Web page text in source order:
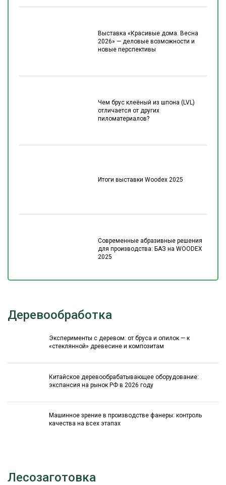
Выставка «Красивые дома. Весна
2026» — деловые возможности и
новые перспективы
Чем брус клеёный из шпона (LVL)
отличается от других
пиломатериалов?
Итоги выставки Woodex 2025
Современные абразивные решения
для производства: БАЗ на WOODEX
2025
Деревообработка
Эксперименты с деревом: от бруса и опилок — к
«стеклянной» древесине и композитам
Китайское деревообрабатывающее оборудование:
экспансия на рынок РФ в 2026 году
Машинное зрение в производстве фанеры: контроль
качества на всех этапах
Лесозаготовка